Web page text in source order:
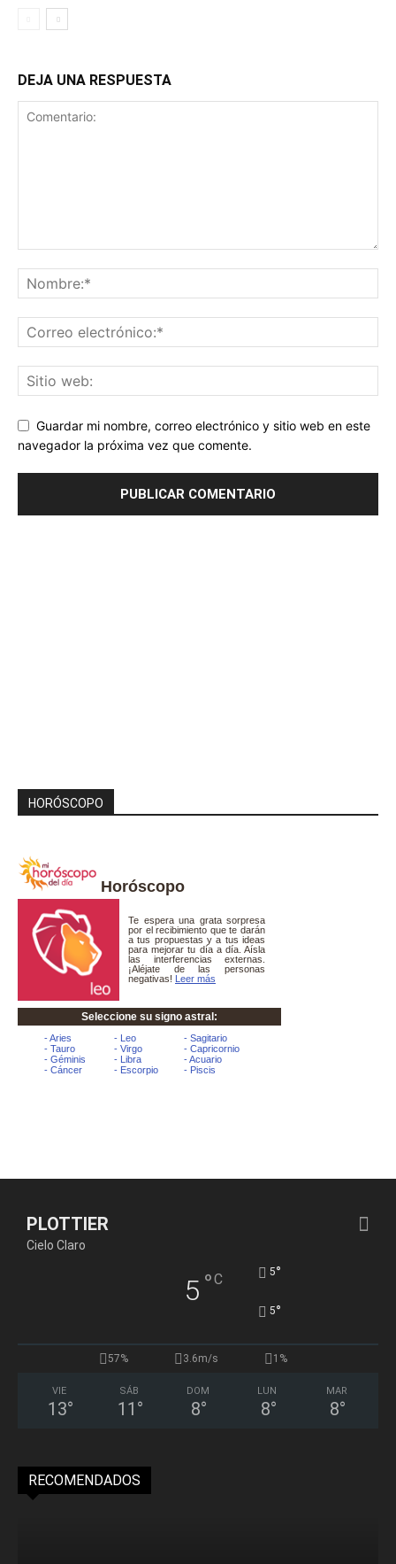
DEJA UNA RESPUESTA
Guardar mi nombre, correo electrónico y sitio web en este
navegador la próxima vez que comente.
HORÓSCOPO
Horóscopo
PLOTTIER
Cielo Claro
5 °C 5°
5°
57% 3.6m/s 1%
VIE
13°
SÁB
11 °
DOM
8°
LUN
8°
MAR
8°
RECOMENDADOS